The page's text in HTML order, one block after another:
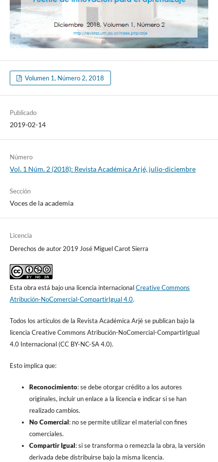
Volumen 1, Número 2, 2018
Publicado
2019-02-14
Número
Vol. 1 Núm. 2 (2018): Revista Académica Arjé, julio-diciembre
Sección
Voces de la academia
Licencia
Derechos de autor 2019 José Miguel Carot Sierra
Esta obra está bajo una licencia internacionalCreative Commons
Atribución-NoComercial-CompartirIgual 4.0.
Todos los artículos de la Revista Académica Arjé se publican bajo la
licencia Creative Commons Atribución-NoComercial-CompartirIgual
4.0 Internacional (CC BY-NC-SA 4.0).
Esto implica que:
Reconocimiento: se debe otorgar crédito a los autores
originales, incluir un enlace a la licencia e indicar si se han
realizado cambios.
No Comercial: no se permite utilizar el material con fines
comerciales.
Compartir Igual: si se transforma o remezcla la obra, la versión
derivada debe distribuirse bajo la misma licencia.